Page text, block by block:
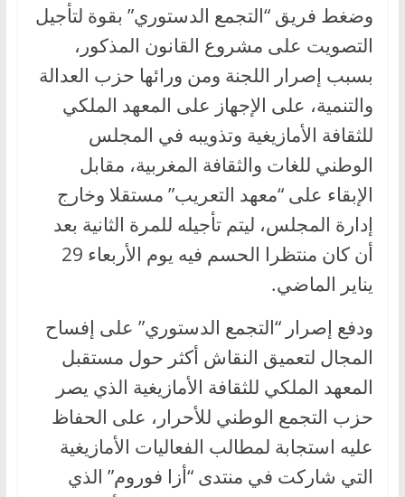
وضغط فريق “التجمع الدستوري” بقوة لتأجيل
التصويت على مشروع القانون المذكور،
بسبب إصرار اللجنة ومن ورائها حزب العدالة
والتنمية، على الإجهاز على المعهد الملكي
للثقافة الأمازيغية وتذويبه في المجلس
الوطني للغات والثقافة المغربية، مقابل
الإبقاء على “معهد التعريب” مستقلا وخارج
إدارة المجلس، ليتم تأجيله للمرة الثانية بعد
أن كان منتظرا الحسم فيه يوم الأربعاء 29
يناير الماضي.
ودفع إصرار “التجمع الدستوري” على إفساح
المجال لتعميق النقاش أكثر حول مستقبل
المعهد الملكي للثقافة الأمازيغية الذي يصر
حزب التجمع الوطني للأحرار، على الحفاظ
عليه استجابة لمطالب الفعاليات الأمازيغية
التي شاركت في منتدى “أزا فوروم” الذي